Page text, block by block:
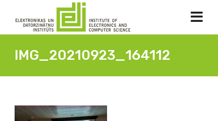
IMG_20210923_164112